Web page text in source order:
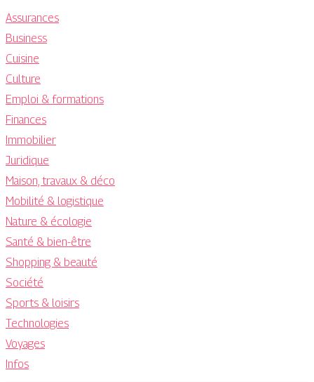
Assurances
Business
Cuisine
Culture
Emploi & formations
Finances
Immobilier
Juridique
Maison, travaux & déco
Mobilité & logistique
Nature & écologie
Santé & bien-être
Shopping & beauté
Société
Sports & loisirs
Technologies
Voyages
Infos